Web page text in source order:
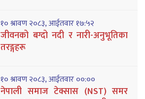
१० श्रावण २०८३, आईतवार १७:५२
जीवनको बग्दो नदी र नारी-अनुभूतिका
तरङ्गहरू
१० श्रावण २०८३, आईतवार ००:००
नेपाली समाज टेक्सास (NST) समर